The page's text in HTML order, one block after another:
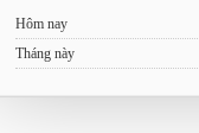
Hôm nay
Tháng này